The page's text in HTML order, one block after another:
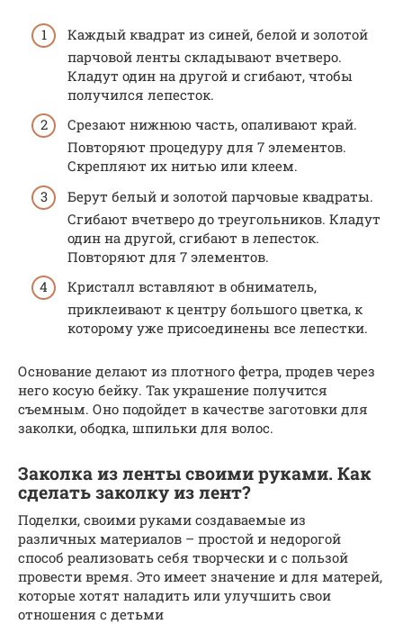
Каждый квадрат из синей, белой и золотой
парчовой ленты складывают вчетверо.
Кладут один на другой и сгибают, чтобы
получился лепесток.
Срезают нижнюю часть, опаливают край.
Повторяют процедуру для 7 элементов.
Скрепляют их нитью или клеем.
Берут белый и золотой парчовые квадраты.
Сгибают вчетверо до треугольников. Кладут
один на другой, сгибают в лепесток.
Повторяют для 7 элементов.
Кристалл вставляют в обниматель,
приклеивают к центру большого цветка, к
которому уже присоединены все лепестки.
Основание делают из плотного фетра, продев через
него косую бейку. Так украшение получится
съемным. Оно подойдет в качестве заготовки для
заколки, ободка, шпильки для волос.
Заколка из ленты своими руками. Как
сделать заколку из лент?
Поделки, своими руками создаваемые из
различных материалов – простой и недорогой
способ реализовать себя творчески и с пользой
провести время. Это имеет значение и для матерей,
которые хотят наладить или улучшить свои
отношения с детьми